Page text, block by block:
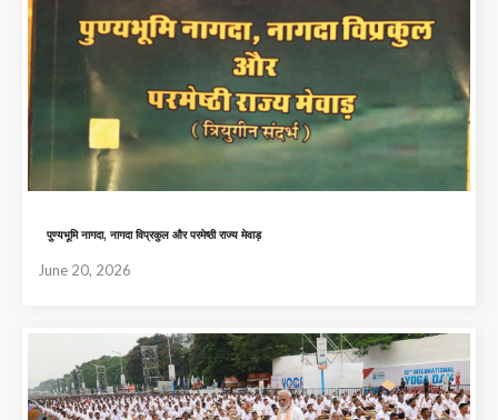
पुण्यभूमि नागदा, नागदा विप्रकुल और परमेष्ठी राज्य मेवाड़
June 20, 2026